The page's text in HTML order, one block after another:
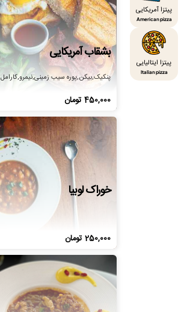
پیتزا آمریکایی
American pizza
پیتزا ایتالیایی
Italian pizza
بشقاب آمریکایی
پنکیک,بیکن,پوره سیب زمینی,نیمرو,کارامل
450,000تومان
خوراک لوبیا
250,000تومان